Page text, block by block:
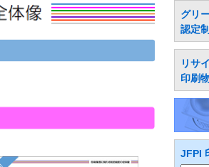
グリ
認定
リサ
印刷
JFPI